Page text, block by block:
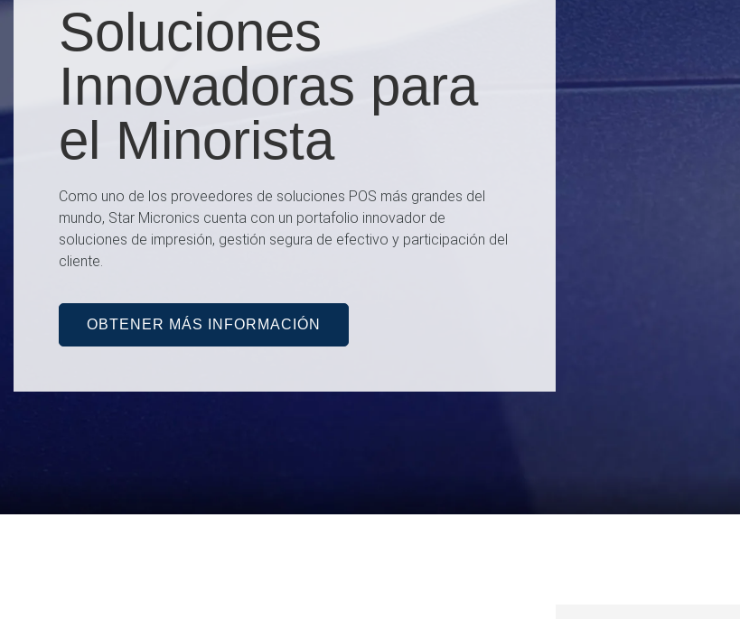
Soluciones
Innovadoras para
el Minorista
Como uno de los proveedores de soluciones POS más grandes del
mundo, Star Micronics cuenta con un portafolio innovador de
soluciones de impresión, gestión segura de efectivo y participación del
cliente.
OBTENER MÁS INFORMACIÓN